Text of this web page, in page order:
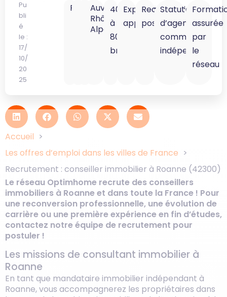
Accueil
Les offres d’emploi dans les villes de France
Recrutement : conseiller immobilier à Roanne (42300)
Le réseau Optimhome recrute des conseillers
immobiliers à Roanne et dans toute la France ! Pour
une reconversion professionnelle, une évolution de
carrière ou une première expérience en fin d’études,
contactez notre équipe de recrutement pour
postuler !
Les missions de consultant immobilier à
Roanne
En tant que mandataire immobilier indépendant à
Roanne, vous accompagnerez les propriétaires dans
Pu
bli
é
le :
17/
10/
20
25
Roanne
42300
Loire
Auvergne-
Rhône-
Alpes
40K
à
80K
brut
Expérience
appréciée
Reconversion
possible
Statut
d’agent
commercial
indépendant
assurée
par
le
réseau